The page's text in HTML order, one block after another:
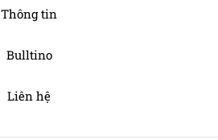
Thông tin
Bulltino
Liên hệ